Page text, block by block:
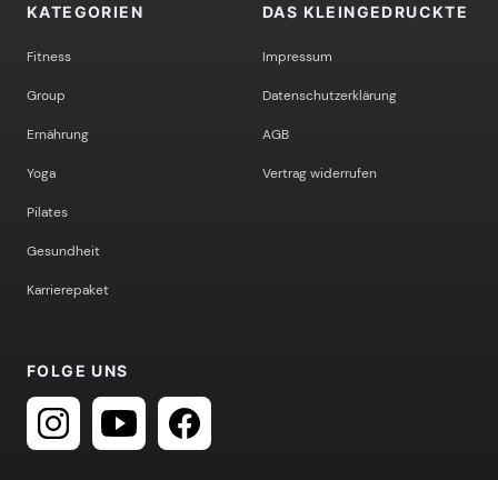
KATEGORIEN
Fitness
Group
Ernährung
Yoga
Pilates
Gesundheit
Karrierepaket
DAS KLEINGEDRUCKTE
Impressum
Datenschutzerklärung
AGB
Vertrag widerrufen
FOLGE UNS